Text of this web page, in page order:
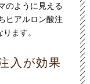
のように見える
ヒアルロン酸注
ます。
入が効果